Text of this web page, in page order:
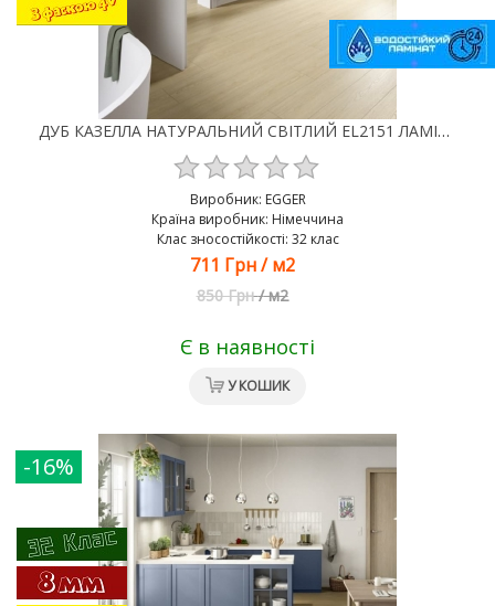
ДУБ КАЗЕЛЛА НАТУРАЛЬНИЙ СВІТЛИЙ EL2151 ЛАМІНАТ EGGER CLASSIC AQUA 4V 32 КЛАС 8 ММ
Виробник: EGGER
Країна виробник: Німеччина
Клас зносостійкості: 32 клас
711 Грн /м2
850 Грн /м2
Є в наявності
У КОШИК
-16%